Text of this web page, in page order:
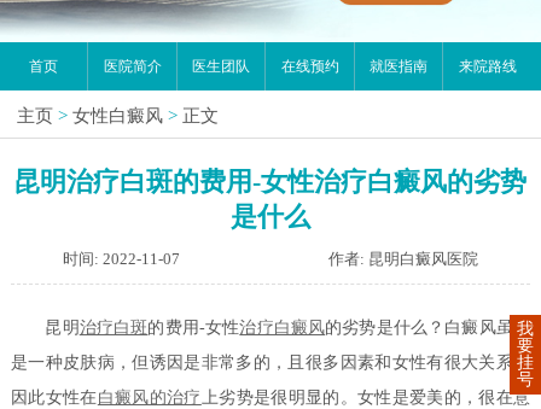
首页 医院简介 医生团队 在线预约 就医指南 来院路线
主页 > 女性白癜风 > 正文
昆明治疗白斑的费用-女性治疗白癜风的劣势
是什么
时间: 2022-11-07 作者: 昆明白癜风医院
昆明治疗白斑的费用-女性治疗白癜风的劣势是什么？白癜风虽只
是一种皮肤病，但诱因是非常多的，且很多因素和女性有很大关系，
因此女性在白癜风的治疗上劣势是很明显的。女性是爱美的，很在意
我
要
挂
号